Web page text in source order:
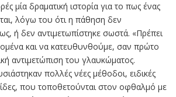
μία δραματική ιστορία για το πως ένας
λόγω του ότι η πάθηση δεν
ή δεν αντιμετωπίστηκε σωστά. «Πρέπει
και να κατευθυνθούμε, σαν πρώτο
αντιμετώπιση του γλαυκώματος.
πολλές νέες μέθοδοι, ειδικές
που τοποθετούνται στον οφθαλμό με